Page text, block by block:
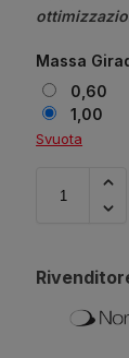
Massa
0,60
1,00
Svuota